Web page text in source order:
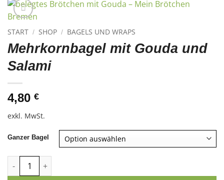
START / SHOP / BAGELS UND WRAPS
Mehrkornbagel mit Gouda und
Salami
4,80 €
exkl. MwSt.
Ganzer Bagel
Mehrkornbagel mit Gouda und Salami Menge